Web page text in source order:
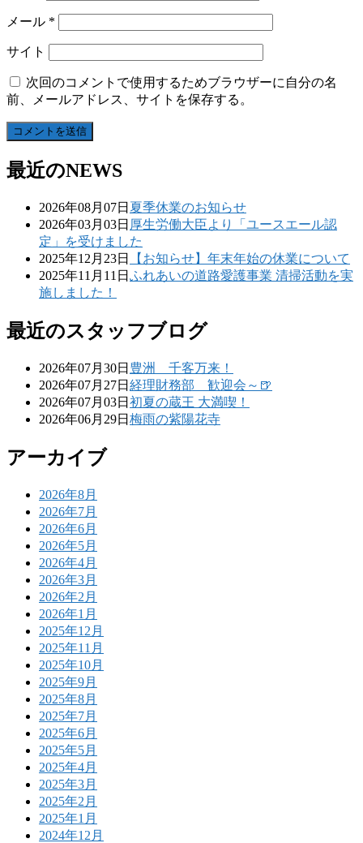
メール *
サイト
次回のコメントで使用するためブラウザーに自分の名
前、メールアドレス、サイトを保存する。
最近のNEWS
2026年08月07日 夏季休業のお知らせ
2026年03月03日 厚生労働大臣より「ユースエール認
定」を受けました
2025年12月23日
【お知らせ】年末年始の休業について
2025年11月11日 ふれあいの道路愛護事業 清掃活動を実
施しました！
最近のスタッフブログ
2026年07月30日 豊洲 千客万来！
2026年07月27日 経理財務部 歓迎会～🍺
2026年07月03日 初夏の蔵王 大満喫！
2026年06月29日 梅雨の紫陽花寺
アーカイブ
2026年8月
2026年7月
2026年6月
2026年5月
2026年4月
2026年3月
2026年2月
2026年1月
2025年12月
2025年11月
2025年10月
2025年9月
2025年8月
2025年7月
2025年6月
2025年5月
2025年4月
2025年3月
2025年2月
2025年1月
2024年12月